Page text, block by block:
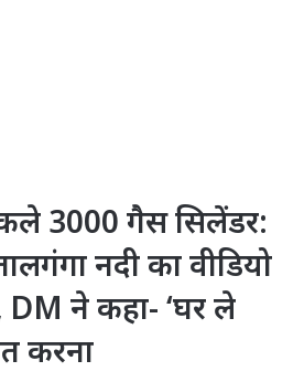
3000 गैस सिलेंडर:
नदी का वीडियो
ने कहा- ‘घर ले
करना